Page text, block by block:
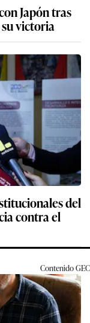
Japón tras
victoria
del
contra el
ContenidoGEC